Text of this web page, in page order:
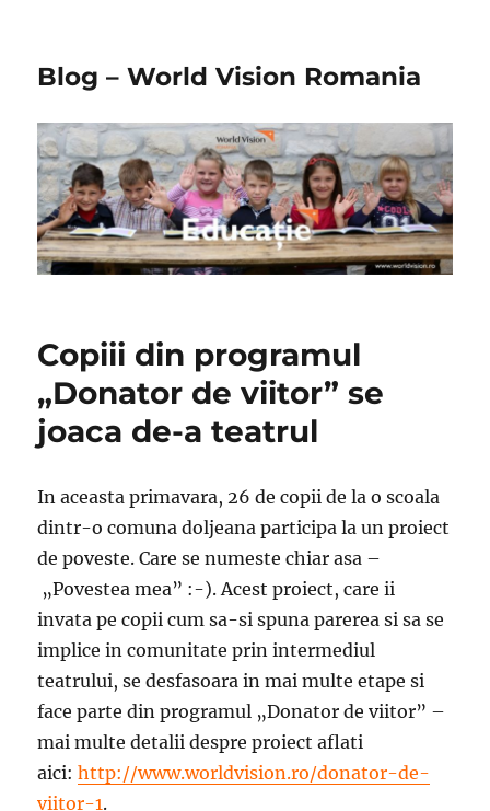
Blog – World Vision Romania
Copiii din programul
„Donator de viitor” se
joaca de-a teatrul
In aceasta primavara, 26 de copii de la o scoala
dintr-o comuna doljeana participa la un proiect
de poveste. Care se numeste chiar asa –
„Povestea mea” :-). Acest proiect, care ii
invata pe copii cum sa-si spuna parerea si sa se
implice in comunitate prin intermediul
teatrului, se desfasoara in mai multe etape si
face parte din programul „Donator de viitor” –
mai multe detalii despre proiect aflati
aici:http://www.worldvision.ro/donator-de-
viitor-1.